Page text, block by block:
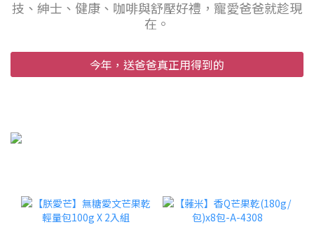
技、紳士、健康、咖啡與舒壓好禮，寵愛爸爸就趁現
在。
今年，送爸爸真正用得到的